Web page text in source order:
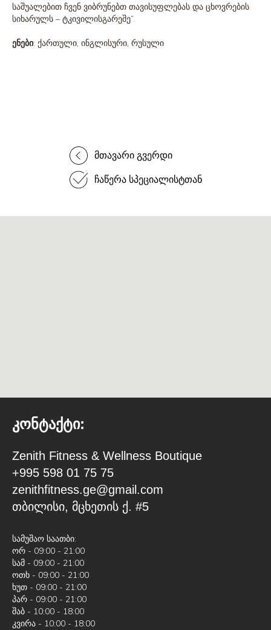
საშუალებით ჩვენ ვიბრუნებთ თავისუფლებას და ცხოვრების
სიხარულს – ტკივილისგარეშე”.
ენები: ქართული, ინგლისური, რუსული
მთავარი გვერდი
ჩაწერა სპეციალისტთან
კონტაქტი:
Zenith Fitness & Wellness Boutique
+995 598 01 75 75
zenithfitness.ge@gmail.com
თბილისი, მცხეთის ქ. #5
სამუშაო საათბი:
ორ - 09:00 - 21:00
სამ - 09:00 - 21:00
ოთხ - 09:00 - 21:00
ხუთ - 09:00 - 21:00
პარ - 09:00 - 21:00
შაბ - 10:00 - 18:00
კვირა - 10:00 - 18:00